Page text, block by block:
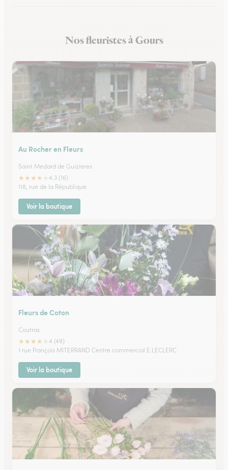
Fleuristes à PessacNos fleuristes à Gours
Au Rocher en Fleurs
Saint Medard de Guizieres
★★★★
4.3 (16)
118, rue de la République
Voir la boutique
Fleurs de Coton
Coutras
★★★★
4 (49)
1 rue François MITERRAND Centre commercial E.LECLERC
Voir la boutique